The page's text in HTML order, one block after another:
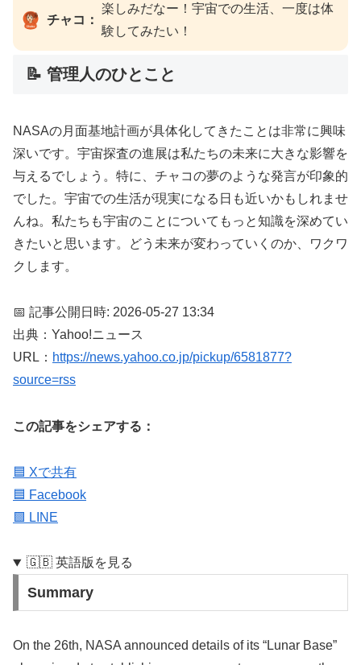
チャコ：
楽しみだなー！宇宙での生活、一度は体
験してみたい！
📝 管理人のひとこと
NASAの月面基地計画が具体化してきたことは非常に興味
深いです。宇宙探査の進展は私たちの未来に大きな影響を
与えるでしょう。特に、チャコの夢のような発言が印象的
でした。宇宙での生活が現実になる日も近いかもしれませ
んね。私たちも宇宙のことについてもっと知識を深めてい
きたいと思います。どう未来が変わっていくのか、ワクワ
クします。
📅 記事公開日時: 2026-05-27 13:34
出典：Yahoo!ニュース
URL： https://news.yahoo.co.jp/pickup/6581877?
source=rss
この記事をシェアする：
🟦 Xで共有
🟦 Facebook
🟩 LINE
🇬🇧 英語版を見る
Summary
On the 26th, NASA announced details of its “Lunar Base”